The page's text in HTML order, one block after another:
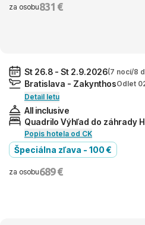
za osobu831 €
St 26.8 - St 2.9.2026(7 nocí/8
Bratislava - ZakynthosOdlet
Detail letu
All inclusive
Quadrilo Výhľad do záhrady
Popis hotela od CK
Špeciálna zľava - 100 €
za osobu689 €